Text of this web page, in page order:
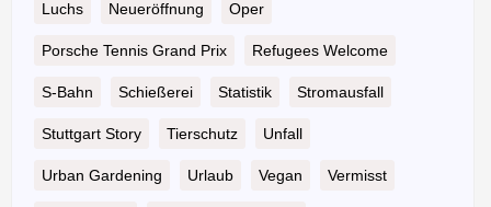
Luchs Neueröffnung Oper
Porsche Tennis Grand Prix Refugees Welcome
S-Bahn Schießerei Statistik Stromausfall
Stuttgart Story Tierschutz Unfall
Urban Gardening Urlaub Vegan Vermisst